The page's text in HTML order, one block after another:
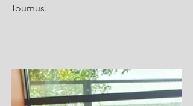
Tournus.